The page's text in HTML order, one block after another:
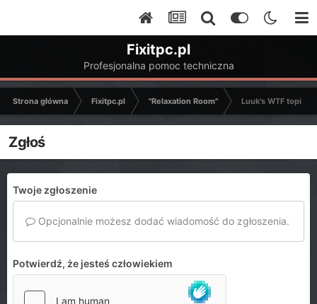
Fixitpc.pl
Profesjonalna pomoc techniczna
Strona główna Fixitpc.pl "Relaxation Room" Luuk's WTF topic
Zgłoś
Twoje zgłoszenie
Opcjonalnie możesz dodać wiadomość do zgłoszenia.
Potwierdź, że jesteś człowiekiem